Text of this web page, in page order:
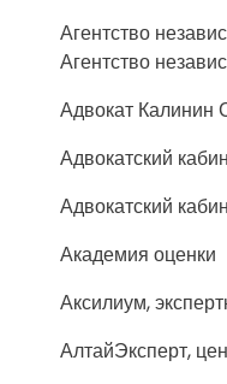
Агентство
Агентство
Адвокат Калинин
Адвокатский
Адвокатский
Академия оценки
Аксилиум,
АлтайЭксперт,